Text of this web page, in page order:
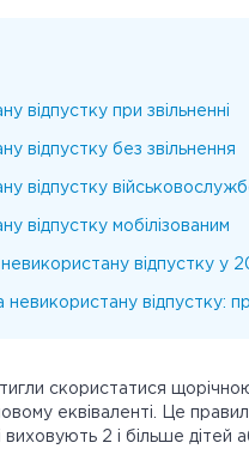
відпустку при звільненні
відпустку без звільнення
відпустку
відпустку мобілізованим
відпустку у
відпустку:
скористатися
еквіваленті. Це
виховують 2 і більше дітей